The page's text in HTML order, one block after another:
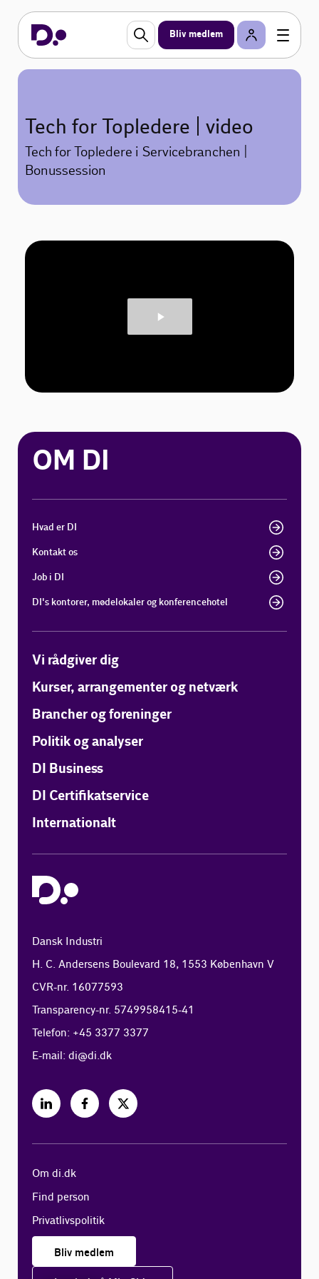
Bliv medlem
Tech for Topledere | video
Tech for Topledere i Servicebranchen |
Bonussession
OM DI
Hvad er DI
Kontakt os
Job i DI
DI's kontorer, mødelokaler og konferencehotel
Vi rådgiver dig
Kurser, arrangementer og netværk
Brancher og foreninger
Politik og analyser
DI Business
DI Certifikatservice
Internationalt
Dansk Industri
H. C. Andersens Boulevard 18, 1553 København V
CVR-nr. 16077593
Transparency-nr. 5749958415-41
Telefon: +45 3377 3377
E-mail:di@di.dk
Om di.dk
Find person
Privatlivspolitik
Bliv medlem